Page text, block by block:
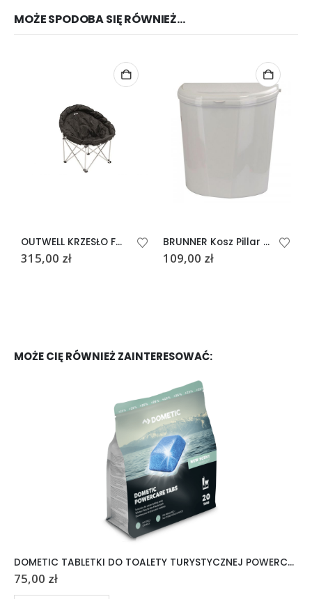
MOŻE SPODOBA SIĘ RÓWNIEŻ…
OUTWELL KRZESŁO FOTEL CASILDA XL
315,00 zł
BRUNNER Kosz Pillar XL
109,00 zł
MOŻE CIĘ RÓWNIEŻ ZAINTERESOWAĆ:
DOMETIC TABLETKI DO TOALETY TURYSTYCZNEJ POWERCARE TABS 20 SZTUK
75,00 zł